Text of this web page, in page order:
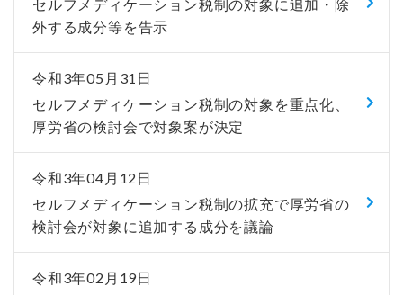
セルフメディケーション税制の対象に追加・除
外する成分等を告示
令和3年05月31日
セルフメディケーション税制の対象を重点化、
厚労省の検討会で対象案が決定
令和3年04月12日
セルフメディケーション税制の拡充で厚労省の
検討会が対象に追加する成分を議論
令和3年02月19日